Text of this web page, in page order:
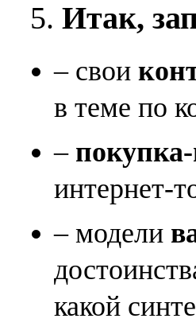
5. Итак,
– свои
в теме по
–
интернет-
– модели
какой